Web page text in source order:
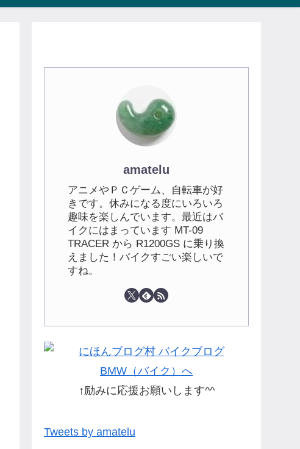
amatelu
アニメやＰＣゲーム、自転車が好
きです。休みになる度にいろいろ
趣味を楽しんでいます。最近はバ
イクにはまっています MT-09
TRACER から R1200GS に乗り換
えました！バイクすごい楽しいで
すね。
↑励みに応援お願いします^^
Tweets by amatelu